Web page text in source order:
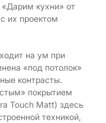
кухни» от
их проектом
на ум при
«под потолок»
контрасты.
покрытием
Touch Matt) здесь
техникой,